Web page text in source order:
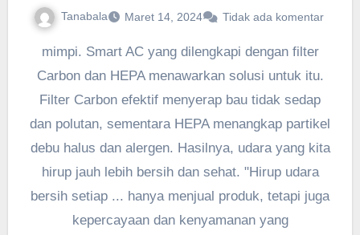
Tanabala Maret 14, 2024 Tidak ada komentar
mimpi. Smart AC yang dilengkapi dengan filter
Carbon dan HEPA menawarkan solusi untuk itu.
Filter Carbon efektif menyerap bau tidak sedap
dan polutan, sementara HEPA menangkap partikel
debu halus dan alergen. Hasilnya, udara yang kita
hirup jauh lebih bersih dan sehat. "Hirup udara
bersih setiap ... hanya menjual produk, tetapi juga
kepercayaan dan kenyamanan yang